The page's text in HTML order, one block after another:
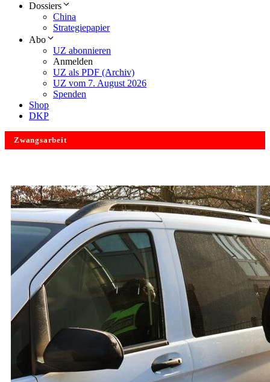
Dossiers
China
Strategiepapier
Abo
UZ abonnieren
Anmelden
UZ als PDF (Archiv)
UZ vom 7. August 2026
Spenden
Shop
DKP
Zwangsarbeit